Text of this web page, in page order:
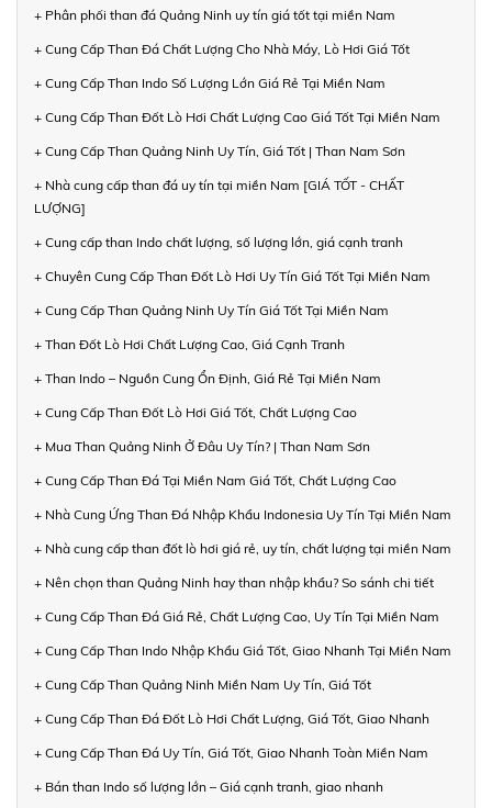
+ Phân phối than đá Quảng Ninh uy tín giá tốt tại miền Nam
+ Cung Cấp Than Đá Chất Lượng Cho Nhà Máy, Lò Hơi Giá Tốt
+ Cung Cấp Than Indo Số Lượng Lớn Giá Rẻ Tại Miền Nam
+ Cung Cấp Than Đốt Lò Hơi Chất Lượng Cao Giá Tốt Tại Miền Nam
+ Cung Cấp Than Quảng Ninh Uy Tín, Giá Tốt | Than Nam Sơn
+ Nhà cung cấp than đá uy tín tại miền Nam [GIÁ TỐT - CHẤT
LƯỢNG]
+ Cung cấp than Indo chất lượng, số lượng lớn, giá cạnh tranh
+ Chuyên Cung Cấp Than Đốt Lò Hơi Uy Tín Giá Tốt Tại Miền Nam
+ Cung Cấp Than Quảng Ninh Uy Tín Giá Tốt Tại Miền Nam
+ Than Đốt Lò Hơi Chất Lượng Cao, Giá Cạnh Tranh
+ Than Indo – Nguồn Cung Ổn Định, Giá Rẻ Tại Miền Nam
+ Cung Cấp Than Đốt Lò Hơi Giá Tốt, Chất Lượng Cao
+ Mua Than Quảng Ninh Ở Đâu Uy Tín? | Than Nam Sơn
+ Cung Cấp Than Đá Tại Miền Nam Giá Tốt, Chất Lượng Cao
+ Nhà Cung Ứng Than Đá Nhập Khẩu Indonesia Uy Tín Tại Miền Nam
+ Nhà cung cấp than đốt lò hơi giá rẻ, uy tín, chất lượng tại miền Nam
+ Nên chọn than Quảng Ninh hay than nhập khẩu? So sánh chi tiết
+ Cung Cấp Than Đá Giá Rẻ, Chất Lượng Cao, Uy Tín Tại Miền Nam
+ Cung Cấp Than Indo Nhập Khẩu Giá Tốt, Giao Nhanh Tại Miền Nam
+ Cung Cấp Than Quảng Ninh Miền Nam Uy Tín, Giá Tốt
+ Cung Cấp Than Đá Đốt Lò Hơi Chất Lượng, Giá Tốt, Giao Nhanh
+ Cung Cấp Than Đá Uy Tín, Giá Tốt, Giao Nhanh Toàn Miền Nam
+ Bán than Indo số lượng lớn – Giá cạnh tranh, giao nhanh